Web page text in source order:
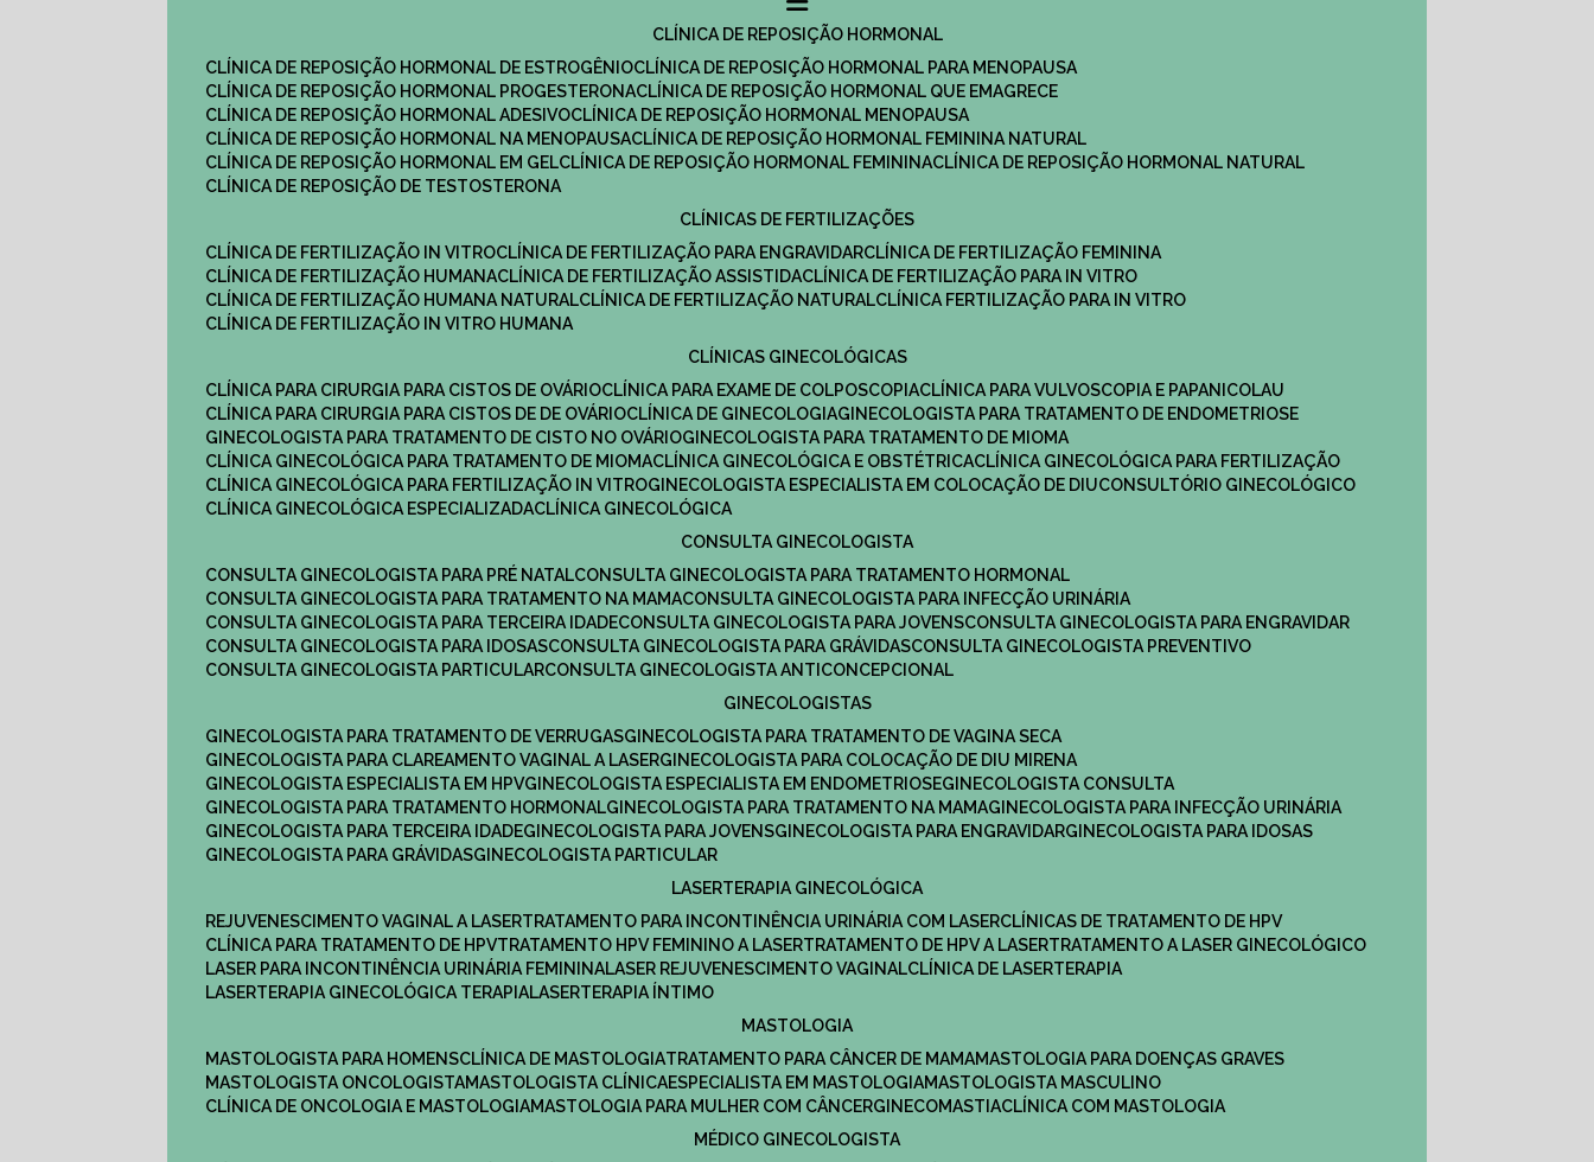
CLÍNICA DE REPOSIÇÃO HORMONAL
CLÍNICA DE REPOSIÇÃO HORMONAL DE ESTROGÊNIO
CLÍNICA DE REPOSIÇÃO HORMONAL PARA MENOPAUSA
CLÍNICA DE REPOSIÇÃO HORMONAL PROGESTERONA
CLÍNICA DE REPOSIÇÃO HORMONAL QUE EMAGRECE
CLÍNICA DE REPOSIÇÃO HORMONAL ADESIVO
CLÍNICA DE REPOSIÇÃO HORMONAL MENOPAUSA
CLÍNICA DE REPOSIÇÃO HORMONAL NA MENOPAUSA
CLÍNICA DE REPOSIÇÃO HORMONAL FEMININA NATURAL
CLÍNICA DE REPOSIÇÃO HORMONAL EM GEL
CLÍNICA DE REPOSIÇÃO HORMONAL FEMININA
CLÍNICA DE REPOSIÇÃO HORMONAL NATURAL
CLÍNICA DE REPOSIÇÃO DE TESTOSTERONA
CLÍNICAS DE FERTILIZAÇÕES
CLÍNICA DE FERTILIZAÇÃO IN VITRO
CLÍNICA DE FERTILIZAÇÃO PARA ENGRAVIDAR
CLÍNICA DE FERTILIZAÇÃO FEMININA
CLÍNICA DE FERTILIZAÇÃO HUMANA
CLÍNICA DE FERTILIZAÇÃO ASSISTIDA
CLÍNICA DE FERTILIZAÇÃO PARA IN VITRO
CLÍNICA DE FERTILIZAÇÃO HUMANA NATURAL
CLÍNICA DE FERTILIZAÇÃO NATURAL
CLÍNICA FERTILIZAÇÃO PARA IN VITRO
CLÍNICA DE FERTILIZAÇÃO IN VITRO HUMANA
CLÍNICAS GINECOLÓGICAS
CLÍNICA PARA CIRURGIA PARA CISTOS DE OVÁRIO
CLÍNICA PARA EXAME DE COLPOSCOPIA
CLÍNICA PARA VULVOSCOPIA E PAPANICOLAU
CLÍNICA PARA CIRURGIA PARA CISTOS DE DE OVÁRIO
CLÍNICA DE GINECOLOGIA
GINECOLOGISTA PARA TRATAMENTO DE ENDOMETRIOSE
GINECOLOGISTA PARA TRATAMENTO DE CISTO NO OVÁRIO
GINECOLOGISTA PARA TRATAMENTO DE MIOMA
CLÍNICA GINECOLÓGICA PARA TRATAMENTO DE MIOMA
CLÍNICA GINECOLÓGICA E OBSTÉTRICA
CLÍNICA GINECOLÓGICA PARA FERTILIZAÇÃO
CLÍNICA GINECOLÓGICA PARA FERTILIZAÇÃO IN VITRO
GINECOLOGISTA ESPECIALISTA EM COLOCAÇÃO DE DIU
CONSULTÓRIO GINECOLÓGICO
CLÍNICA GINECOLÓGICA ESPECIALIZADA
CLÍNICA GINECOLÓGICA
CONSULTA GINECOLOGISTA
CONSULTA GINECOLOGISTA PARA PRÉ NATAL
CONSULTA GINECOLOGISTA PARA TRATAMENTO HORMONAL
CONSULTA GINECOLOGISTA PARA TRATAMENTO NA MAMA
CONSULTA GINECOLOGISTA PARA INFECÇÃO URINÁRIA
CONSULTA GINECOLOGISTA PARA TERCEIRA IDADE
CONSULTA GINECOLOGISTA PARA JOVENS
CONSULTA GINECOLOGISTA PARA ENGRAVIDAR
CONSULTA GINECOLOGISTA PARA IDOSAS
CONSULTA GINECOLOGISTA PARA GRÁVIDAS
CONSULTA GINECOLOGISTA PREVENTIVO
CONSULTA GINECOLOGISTA PARTICULAR
CONSULTA GINECOLOGISTA ANTICONCEPCIONAL
GINECOLOGISTAS
GINECOLOGISTA PARA TRATAMENTO DE VERRUGAS
GINECOLOGISTA PARA TRATAMENTO DE VAGINA SECA
GINECOLOGISTA PARA CLAREAMENTO VAGINAL A LASER
GINECOLOGISTA PARA COLOCAÇÃO DE DIU MIRENA
GINECOLOGISTA ESPECIALISTA EM HPV
GINECOLOGISTA ESPECIALISTA EM ENDOMETRIOSE
GINECOLOGISTA CONSULTA
GINECOLOGISTA PARA TRATAMENTO HORMONAL
GINECOLOGISTA PARA TRATAMENTO NA MAMA
GINECOLOGISTA PARA INFECÇÃO URINÁRIA
GINECOLOGISTA PARA TERCEIRA IDADE
GINECOLOGISTA PARA JOVENS GINECOLOGISTA PARA ENGRAVIDAR
GINECOLOGISTA PARA IDOSAS
GINECOLOGISTA PARA GRÁVIDAS
GINECOLOGISTA PARTICULAR
LASERTERAPIA GINECOLÓGICA
REJUVENESCIMENTO VAGINAL A LASER
TRATAMENTO PARA INCONTINÊNCIA URINÁRIA COM LASER
CLÍNICAS DE TRATAMENTO DE HPV
CLÍNICA PARA TRATAMENTO DE HPV
TRATAMENTO HPV FEMININO A LASER TRATAMENTO DE HPV A LASER
TRATAMENTO A LASER GINECOLÓGICO
LASER PARA INCONTINÊNCIA URINÁRIA FEMININA LASER REJUVENESCIMENTO VAGINAL
CLÍNICA DE LASERTERAPIA
LASERTERAPIA GINECOLÓGICA TERAPIA LASERTERAPIA ÍNTIMO
MASTOLOGIA
MASTOLOGISTA PARA HOMENS
CLÍNICA DE MASTOLOGIA TRATAMENTO PARA CÂNCER DE MAMA
MASTOLOGIA PARA DOENÇAS GRAVES
MASTOLOGISTA ONCOLOGISTA
MASTOLOGISTA CLÍNICA ESPECIALISTA EM MASTOLOGIA
MASTOLOGISTA MASCULINO
CLÍNICA DE ONCOLOGIA E MASTOLOGIA
MASTOLOGIA PARA MULHER COM CÂNCER GINECOMASTIA
CLÍNICA COM MASTOLOGIA
MÉDICO GINECOLOGISTA